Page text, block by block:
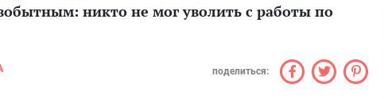
никто не мог уволить с работы по
поделиться: